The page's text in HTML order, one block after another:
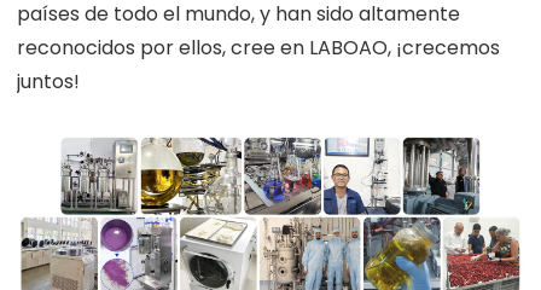
países de todo el mundo, y han sido altamente
reconocidos por ellos, cree en LABOAO, ¡crecemos
juntos!